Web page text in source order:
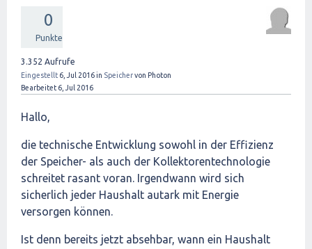
0
Punkte
3.352 Aufrufe
Eingestellt 6, Jul 2016in Speichervon Photon
Bearbeitet 6, Jul 2016
Hallo,
die technische Entwicklung sowohl in der Effizienz
der Speicher- als auch der Kollektorentechnologie
schreitet rasant voran. Irgendwann wird sich
sicherlich jeder Haushalt autark mit Energie
versorgen können.
Ist denn bereits jetzt absehbar, wann ein Haushalt